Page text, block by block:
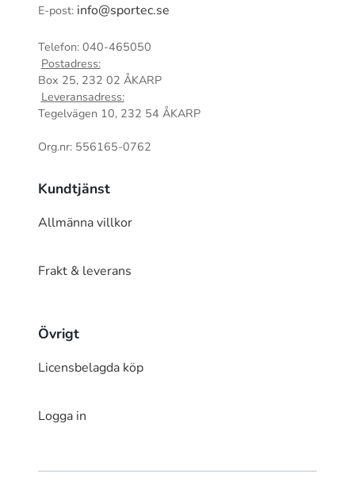
E-post: info@sportec.se
Telefon: 040-465050
Postadress:
Box 25, 232 02 ÅKARP
Leveransadress:
Tegelvägen 10, 232 54 ÅKARP
Org.nr: 556165-0762
Kundtjänst
Allmänna villkor
Frakt & leverans
Övrigt
Licensbelagda köp
Logga in